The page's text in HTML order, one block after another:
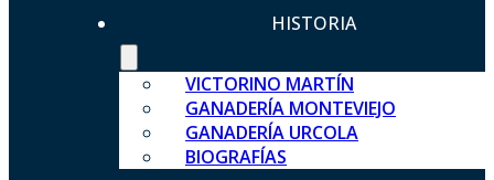
HISTORIA
VICTORINO MARTÍN
GANADERÍA MONTEVIEJO
GANADERÍA URCOLA
BIOGRAFÍAS